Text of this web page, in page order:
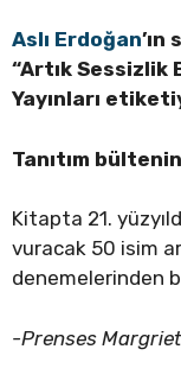
Aslı Erdoğan
“Artık Sessizlik
Yayınları
Tanıtım
Kitapta 21.
vuracak 50 isim
denemelerinden
-Prenses